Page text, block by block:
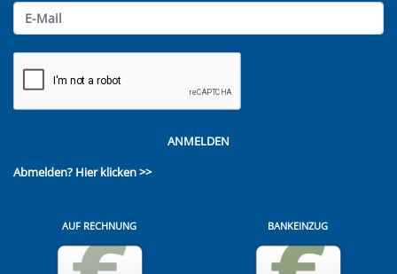
ANMELDEN
Abmelden? Hier klicken >>
AUF RECHNUNG BANKEINZUG